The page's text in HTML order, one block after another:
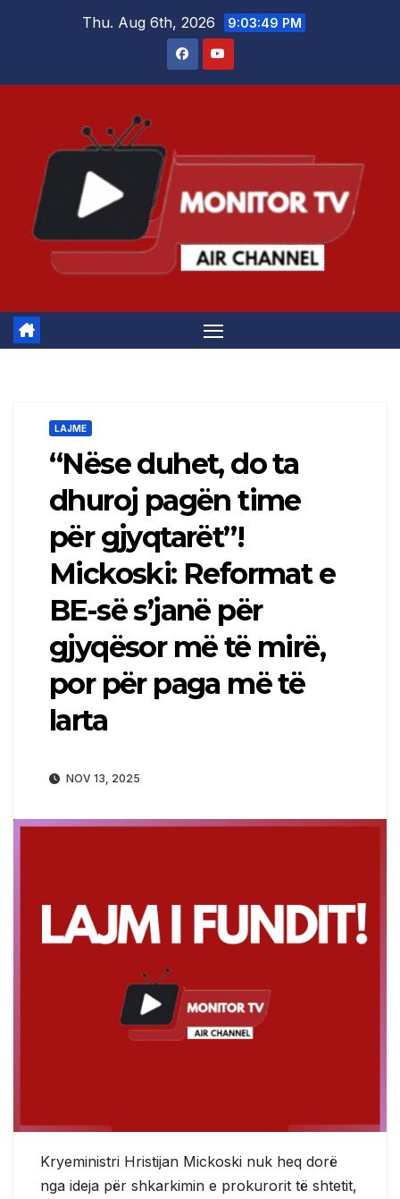
Thu. Aug 6th, 2026 9:03:50 PM
LAJME
“Nëse duhet, do ta
dhuroj pagën time
për gjyqtarët”!
Mickoski: Reformat e
BE-së s’janë për
gjyqësor më të mirë,
por për paga më të
larta
NOV 13, 2025
Kryeministri Hristijan Mickoski nuk heq dorë
nga ideja për shkarkimin e prokurorit të shtetit,